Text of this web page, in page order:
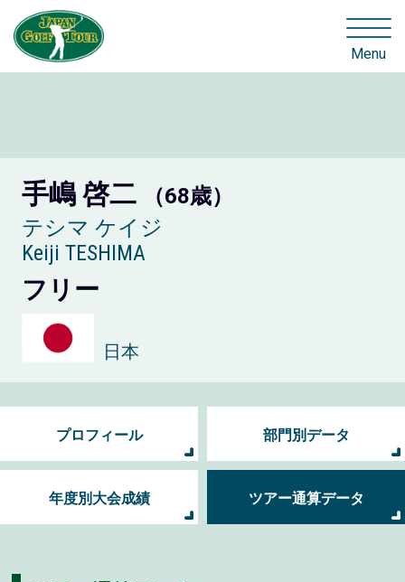
Menu
手嶋 啓二
（68歳）
テシマ ケイジ
Keiji TESHIMA
フリー
日本
プロフィール 部門別データ
年度別大会成績 ツアー通算データ